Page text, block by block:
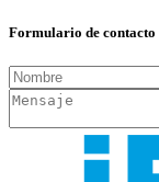
Formulario de contacto